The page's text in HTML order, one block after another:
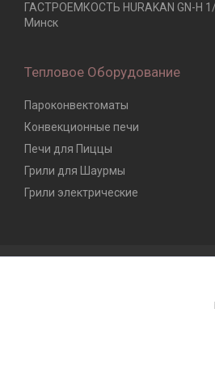
ГАСТРОЕМКОСТЬ HURAKAN GN-H
Минск
Тепловое Оборудование
Пароконвектоматы
Конвекционные печи
Печи для Пиццы
Грили для Шаурмы
Грили электрические